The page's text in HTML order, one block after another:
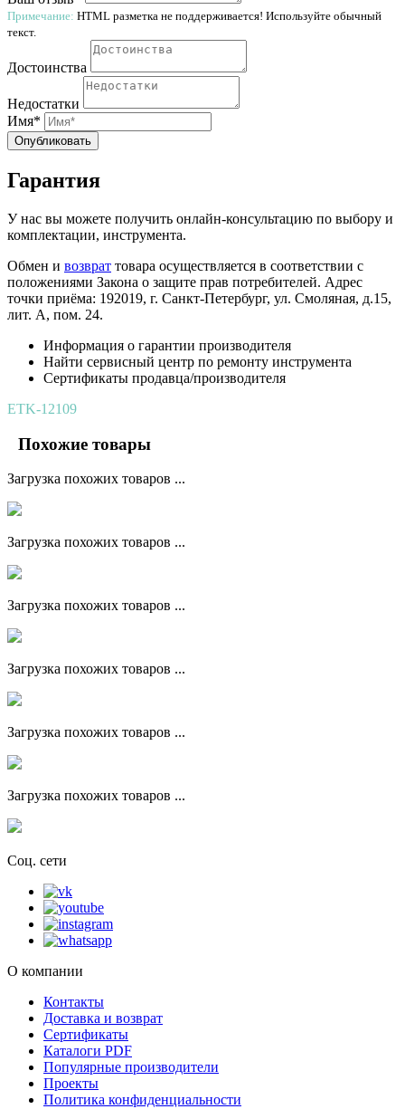
Примечание: HTML разметка не поддерживается! Используйте обычный
текст.
Достоинства
Недостатки
Имя*
Опубликовать
Гарантия
У нас вы можете получить онлайн-консультацию по выбору и
комплектации, инструмента.
Обмен и возврат товара осуществляется в соответствии с
положениями Закона о защите прав потребителей. Адрес
точки приёма: 192019, г. Санкт-Петербург, ул. Смоляная, д.15,
лит. А, пом. 24.
Информация о гарантии производителя
Найти сервисный центр по ремонту инструмента
Сертификаты продавца/производителя
ETK-12109
Похожие товары
Загрузка похожих товаров ...
Загрузка похожих товаров ...
Загрузка похожих товаров ...
Загрузка похожих товаров ...
Загрузка похожих товаров ...
Загрузка похожих товаров ...
Соц. сети
О компании
Контакты
Доставка и возврат
Сертификаты
Каталоги PDF
Популярные производители
Проекты
Политика конфиденциальности